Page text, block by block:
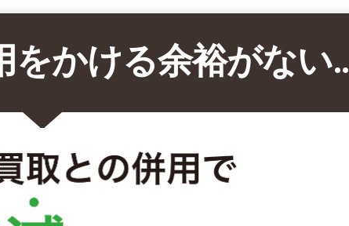
をかける余裕がない